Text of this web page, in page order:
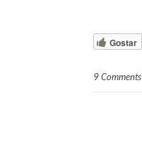
Gostar
9 Comments